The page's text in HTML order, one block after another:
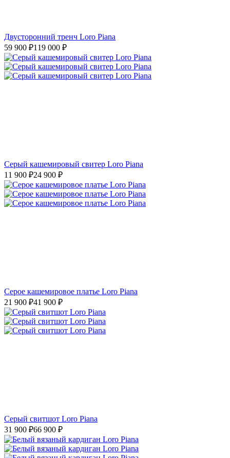
Двусторонний тренч Loro Piana
59 900 ₽119 000 ₽
Серый кашемировый свитер Loro Piana
11 900 ₽24 900 ₽
Серое кашемировое платье Loro Piana
21 900 ₽41 900 ₽
Серый свитшот Loro Piana
31 900 ₽66 900 ₽